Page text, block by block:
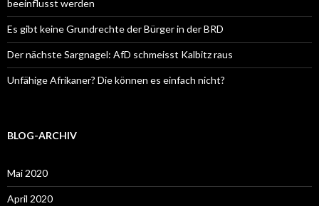
beeinflusst werden
Es gibt keine Grundrechte der Bürger in der BRD
Der nächste Sargnagel: AfD schmeisst Kalbitz raus
Unfähige Afrikaner? Die können es einfach nicht?
BLOG-ARCHIV
Mai 2020
April 2020